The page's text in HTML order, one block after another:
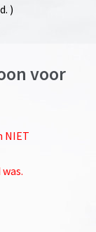
)
voor
NIET